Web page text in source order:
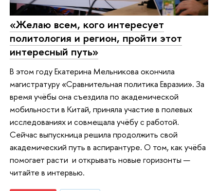
«Желаю всем, кого интересует
политология и регион, пройти этот
интересный путь»
В этом году Екатерина Мельникова окончила
магистратуру «Сравнительная политика Евразии». За
время учёбы она съездила по академической
мобильности в Китай, приняла участие в полевых
исследованиях и совмещала учёбу с работой.
Сейчас выпускница решила продолжить свой
академический путь в аспирантуре. О том, как учёба
помогает расти и открывать новые горизонты —
читайте в интервью.